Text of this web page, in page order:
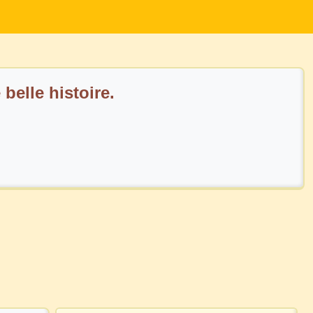
belle histoire.